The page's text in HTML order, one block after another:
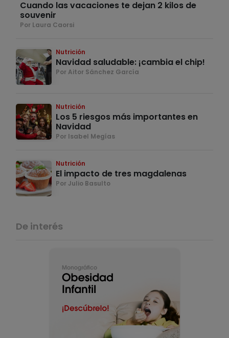
Cuando las vacaciones te dejan 2 kilos de
souvenir
Por Laura Caorsi
Nutrición
Navidad saludable: ¡cambia el chip!
Por Aitor Sánchez García
Nutrición
Los 5 riesgos más importantes en
Navidad
Por Isabel Megías
Nutrición
El impacto de tres magdalenas
Por Julio Basulto
De interés